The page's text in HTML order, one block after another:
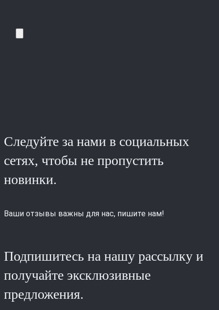
Следуйте за нами в социальных
сетях, чтобы не пропустить
новинки.
Ваши отзывы важны для нас, пишите нам!
Подпишитесь на нашу рассылку и
получайте эксклюзивные
предложения.